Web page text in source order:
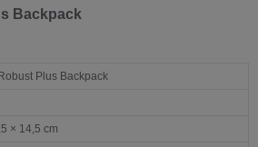
Backpack
Plus Backpack
× 14,5 cm